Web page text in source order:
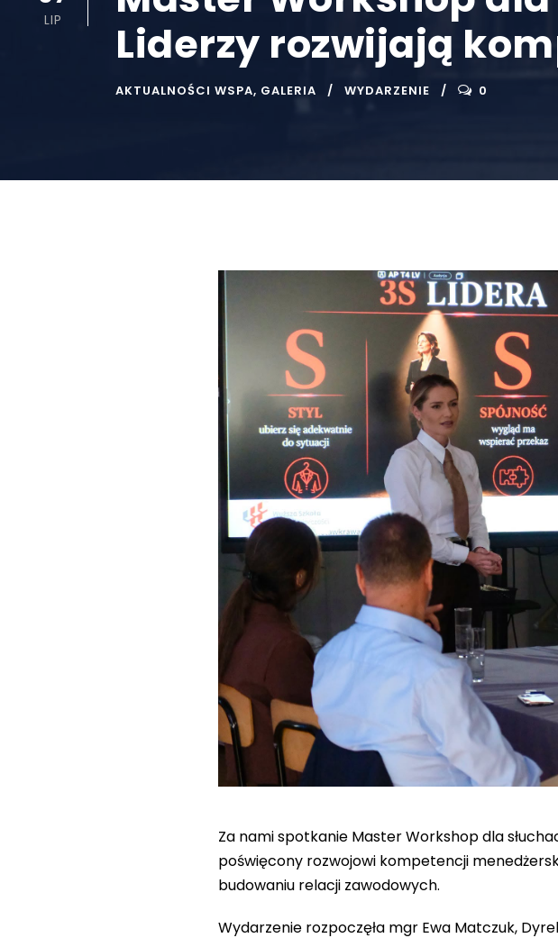
LIP
Liderzy rozwijają
AKTUALNOŚCI WSPA, GALERIA WYDARZENIE 0
Za nami spotkanie Master Workshop dla
poświęcony rozwojowi kompetencji
budowaniu relacji zawodowych.
Wydarzenie rozpoczęła mgr Ewa Matczuk,